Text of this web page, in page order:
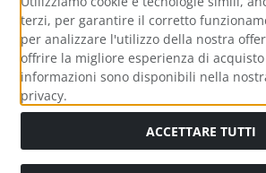
Media sociali
terzi, per garantire il corretto
per analizzare l'utilizzo della nostra
offrire la migliore esperienza di
informazioni sono disponibili nella
privacy.
ACCETTARE TUTTI